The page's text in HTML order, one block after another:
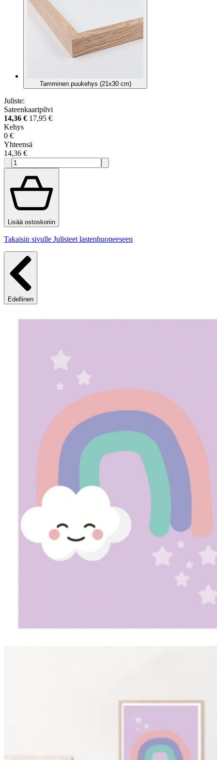
Tamminen puukehys (21x30 cm)
Juliste:
Sateenkaaripilvi
14,36 € 17,95 €
Kehys
0 €
Yhteensä
14,36 €
Lisää ostoskoriin
Takaisin sivulle Julisteet lastenhuoneeseen
Edellinen